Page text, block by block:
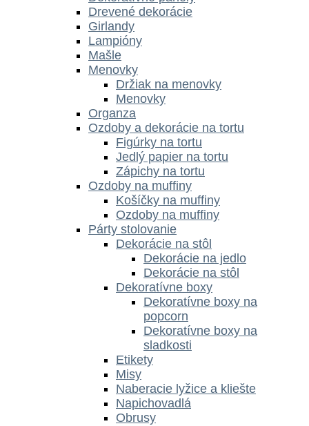
Drevené dekorácie
Girlandy
Lampióny
Mašle
Menovky
Držiak na menovky
Menovky
Organza
Ozdoby a dekorácie na tortu
Figúrky na tortu
Jedlý papier na tortu
Zápichy na tortu
Ozdoby na muffiny
Košíčky na muffiny
Ozdoby na muffiny
Párty stolovanie
Dekorácie na stôl
Dekorácie na jedlo
Dekorácie na stôl
Dekoratívne boxy
Dekoratívne boxy na
popcorn
Dekoratívne boxy na
sladkosti
Etikety
Misy
Naberacie lyžice a kliešte
Napichovadlá
Obrusy